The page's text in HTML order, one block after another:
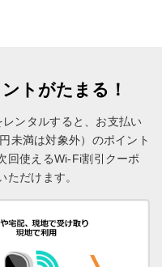
トがたまる！
レンタルすると、お支払い
未満は対象外）のポイント
回使えるWi-Fi割引クーポ
ただけます。